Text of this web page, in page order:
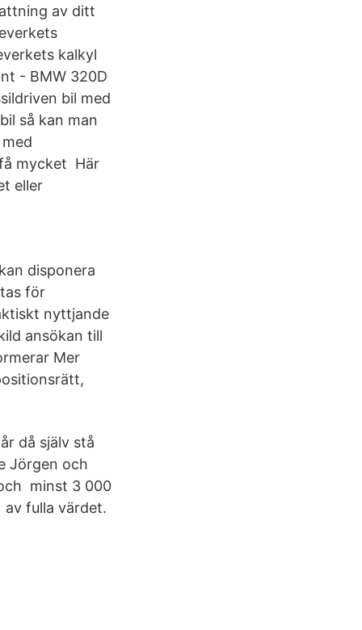
av ditt
kalkyl
- BMW 320D
bil med
så kan man
mycket Här
eller
disponera
för
nyttjande
ansökan till
Mer
då själv stå
Jörgen och
minst 3 000
av fulla värdet.